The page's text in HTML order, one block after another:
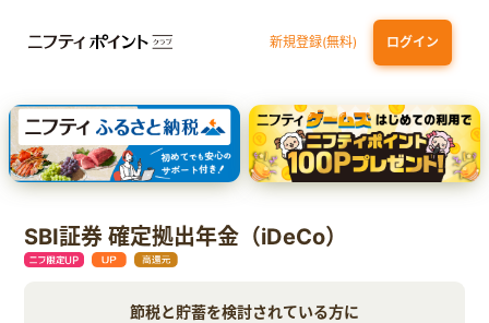
新規登録(無料) ログイン
dカード GOLD 三井住友カード ゴールド（NL）（家族カード発行）
【実質初月無料】DMM | Disney+(ディズニープラス) セットプラン
SBI証券 確定拠出年金（iDeCo）
SBI証券 確定拠出年金（iDeCo）
節税と貯蓄を検討されている方に